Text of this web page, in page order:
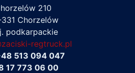
210
Chorzelów
podkarpackie
regtruck.pl
513 094 047
17 773 06 00